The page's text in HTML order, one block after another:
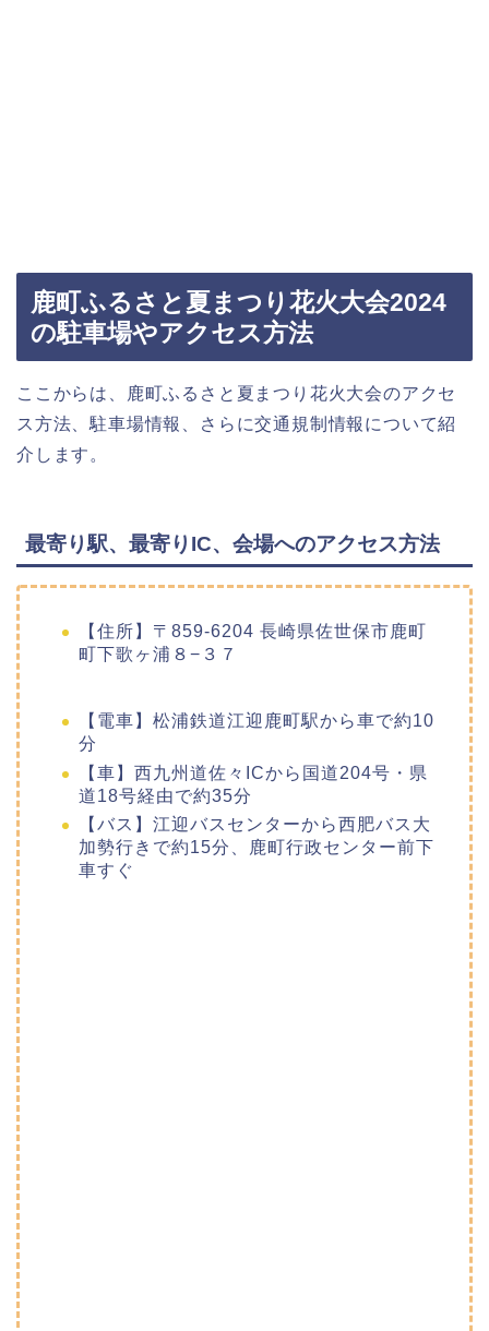
鹿町ふるさと夏まつり花火大会2024
の駐車場やアクセス方法
ここからは、鹿町ふるさと夏まつり花火大会のアクセ
ス方法、駐車場情報、さらに交通規制情報について紹
介します。
最寄り駅、最寄りIC、会場へのアクセス方法
【住所】〒859-6204 長崎県佐世保市鹿町
町下歌ヶ浦８−３７
【電車】松浦鉄道江迎鹿町駅から車で約10
分
【車】西九州道佐々ICから国道204号・県
道18号経由で約35分
【バス】江迎バスセンターから西肥バス大
加勢行きで約15分、鹿町行政センター前下
車すぐ